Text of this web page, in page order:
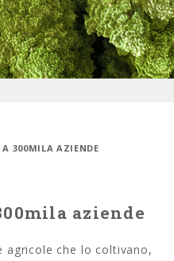
300MILA AZIENDE
aziende
agricole che lo coltivano,